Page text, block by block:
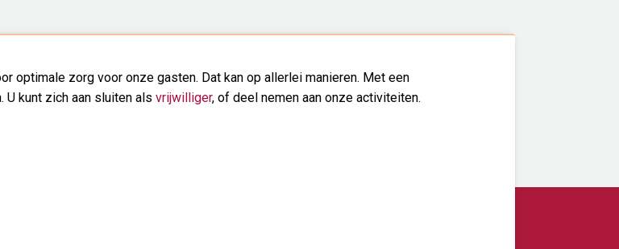
optimale zorg voor onze gasten. Dat kan op allerlei manieren. Met een
U kunt zich aan sluiten als vrijwilliger, of deel nemen aan onze activiteiten.